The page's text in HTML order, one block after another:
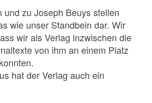
und zu Joseph Beuys stellen
wie unser Standbein dar. Wir
wir als Verlag inzwischen die
von ihm an einem Platz
hat der Verlag auch ein